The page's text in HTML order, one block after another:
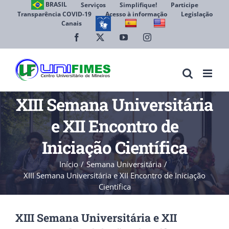
BRASIL Serviços Simplifique!
Participe
Transparência COVID-19
Acesso à informação
Legislação
Canais
Facebook YouTubeInstagram
XIII Semana Universitária
e XII Encontro de
Iniciação Científica
Início
Semana Universitária
XIII Semana Universitária e XII Encontro de Iniciação
Científica
XIII Semana Universitária e XII